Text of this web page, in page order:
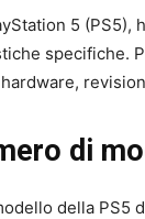
5 (PS5),
specifiche.
di
della PS5